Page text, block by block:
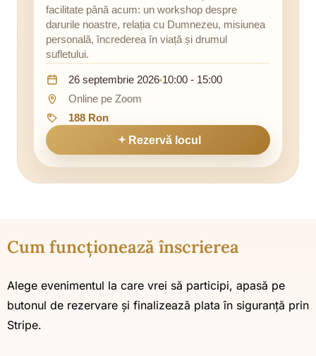
facilitate până acum: un workshop despre
darurile noastre, relația cu Dumnezeu, misiunea
personală, încrederea în viață și drumul
sufletului.
Data:
26 septembrie 2026•Ora:
10:00 - 15:00
Locație:Online pe Zoom
Preț: 188 Ron
Rezervă locul
Cum funcționează înscrierea
Alege evenimentul la care vrei să participi, apasă pe
butonul de rezervare și finalizează plata în siguranță prin
Stripe.